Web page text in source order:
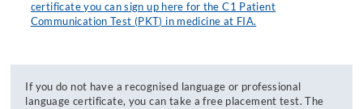
certificate you can sign up here for the C1 Patient
Communication Test (PKT) in medicine at FIA.
If you do not have a recognised language or professional
language certificate, you can take a free placement test. The